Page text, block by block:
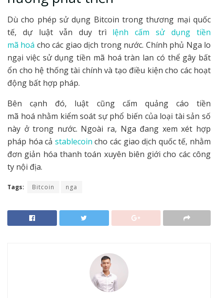
Dù cho phép sử dụng Bitcoin trong thương mại quốc
tế, dự luật vẫn duy trì lệnh cấm sử dụng tiền
mã hoá cho các giao dịch trong nước. Chính phủ Nga lo
ngại việc sử dụng tiền mã hoá tràn lan có thể gây bất
ổn cho hệ thống tài chính và tạo điều kiện cho các hoạt
động bất hợp pháp.
Bên cạnh đó, luật cũng cấm quảng cáo tiền
mã hoá nhằm kiểm soát sự phổ biến của loại tài sản số
này ở trong nước. Ngoài ra, Nga đang xem xét hợp
pháp hóa cả stablecoin cho các giao dịch quốc tế, nhằm
đơn giản hóa thanh toán xuyên biên giới cho các công
ty nội địa.
Tags: Bitcoin nga